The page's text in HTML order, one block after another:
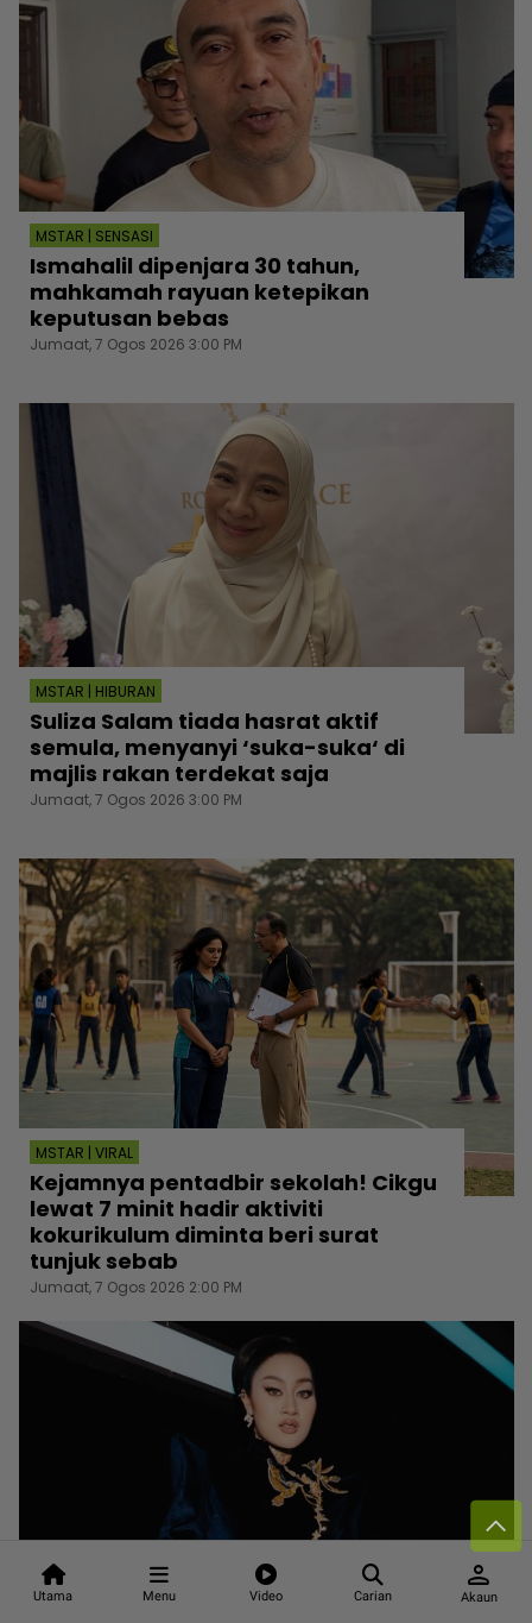
Utama Menu Video Carian
person
Akaun
MSTAR | SENSASI
Ismahalil dipenjara 30 tahun,
mahkamah rayuan ketepikan
keputusan bebas
Jumaat, 7 Ogos 2026 3:00 PM
MSTAR | HIBURAN
Suliza Salam tiada hasrat aktif
semula, menyanyi ‘suka-suka‘ di
majlis rakan terdekat saja
Jumaat, 7 Ogos 2026 3:00 PM
MSTAR | VIRAL
Kejamnya pentadbir sekolah! Cikgu
lewat 7 minit hadir aktiviti
kokurikulum diminta beri surat
tunjuk sebab
Jumaat, 7 Ogos 2026 2:00 PM